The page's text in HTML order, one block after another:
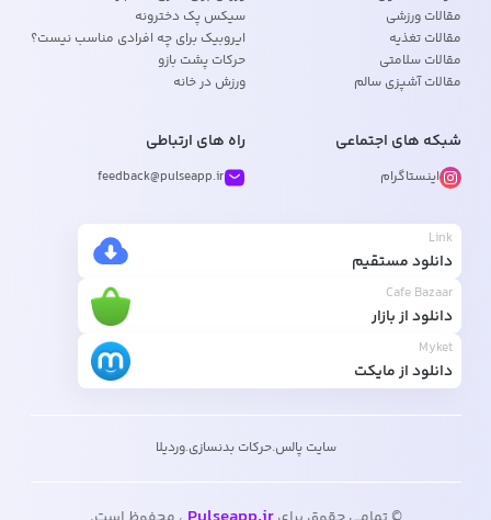
مقالات ورزشی
مقالات تغذیه
مقالات سلامتی
مقالات آشپزی سالم
سیکس پک دخترونه
ایروبیک برای چه افرادی مناسب نیست؟
حرکات پشت بازو
ورزش در خانه
شبکه های اجتماعی
اینستاگرام
راه های ارتباطی
feedback@pulseapp.ir
Link
دانلود مستقیم
Cafe Bazaar
دانلود از بازار
Myket
دانلود از مایکت
سایت پالس.حرکات بدنسازی.وردیلا